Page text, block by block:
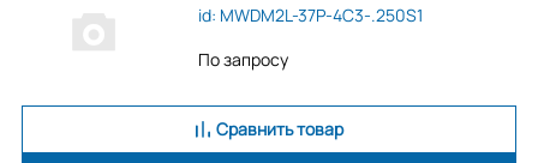
id: MWDM2L-37P-4C3-.250S1
По запросу
Сравнить товар